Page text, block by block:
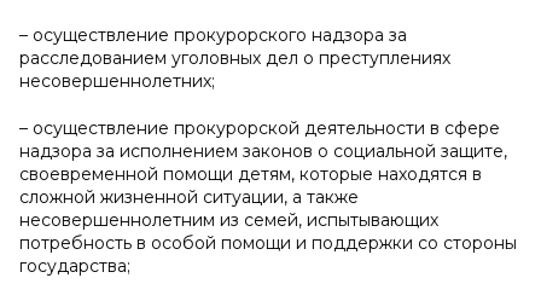
– осуществление прокурорского надзора за
расследованием уголовных дел о преступлениях
несовершеннолетних;
– осуществление прокурорской деятельности в сфере
надзора за исполнением законов о социальной защите,
своевременной помощи детям, которые находятся в
сложной жизненной ситуации, а также
несовершеннолетним из семей, испытывающих
потребность в особой помощи и поддержки со стороны
государства;